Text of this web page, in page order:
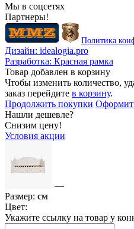
Мы в соцсетях
Партнеры!
Политика
Дизайн: idealogia.pro
Разработка: Красная рамка
Товар добавлен в корзину
Чтобы изменить количество,
заказ перейдите в корзину.
Продолжить покупки
Нашли дешевле?
Снизим цену!
Условия акции
—
Размер: см
Цвет:
Укажите ссылку на товар у